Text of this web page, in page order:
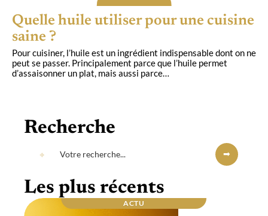
Quelle huile utiliser pour une cuisine
saine ?
Pour cuisiner, l’huile est un ingrédient indispensable dont on ne
peut se passer. Principalement parce que l’huile permet
d’assaisonner un plat, mais aussi parce…
Recherche
Les plus récents
ACTU